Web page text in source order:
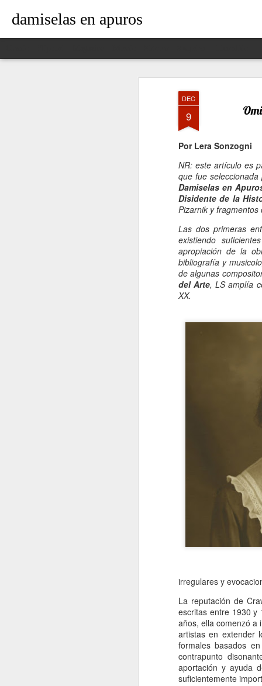
DEC
9
Por Lera Sonzogni
NR: este artículo es
que fue
Damiselas en
Disidente de la
Pizarnik y
Las dos primeras
existiendo
apropiación de la
bibliografía y
de algunas
del Arte, LS amplía
XX.
irregulares y
La reputación de
escritas entre 1930 y
años, ella comenzó a
artistas en extender
formales basados
contrapunto
aportación y ayuda
suficientemente
damiselas en apuros
Carmen Martín Gaite
“Una vuelve siempre a los viejos
Chavela. Y aunque su amigo de
Úbeda la contradiga en otra
canción: “al lugar donde has sido
feliz no debieras tratar de volver”,
yo regreso a Nubosidad variable,
la novela de Carmen Martín Gaite,
veinte años después.